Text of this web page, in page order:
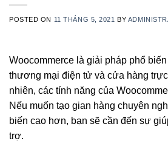
POSTED ON 11 THÁNG 5, 2021 BY
Woocommerce là giải pháp phổ
thương mại điện tử và cửa hàng
nhiên, các tính năng của
Nếu muốn tạo gian hàng chuyên
biến cao hơn, bạn sẽ cần đến sự
trợ.